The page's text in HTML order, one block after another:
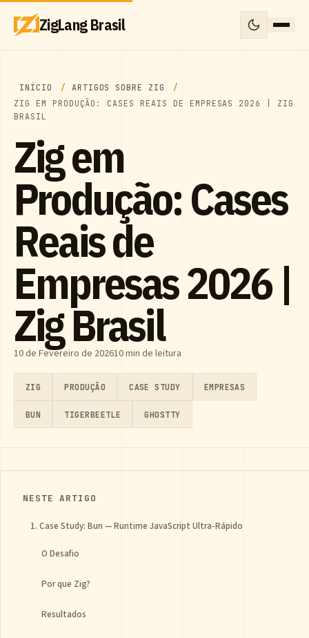
ZigLang Brasil
INÍCIO
ARTIGOS SOBRE ZIG
ZIG EM PRODUÇÃO: CASES REAIS DE EMPRESAS 2026 | ZIG
BRASIL
Zig em
Produção: Cases
Reais de
Empresas 2026 |
Zig Brasil
10 de Fevereiro de 202610 min de leitura
ZIG PRODUÇÃO CASE STUDY EMPRESAS
BUN TIGERBEETLE GHOSTTY
NESTE ARTIGO
1. Case Study: Bun — Runtime JavaScript Ultra-Rápido
O Desafio
Por que Zig?
Resultados